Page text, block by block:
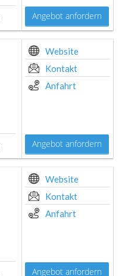
Angebot anfordern
Website
Kontakt
Anfahrt
Angebot anfordern
Website
Kontakt
Anfahrt
Angebot anfordern